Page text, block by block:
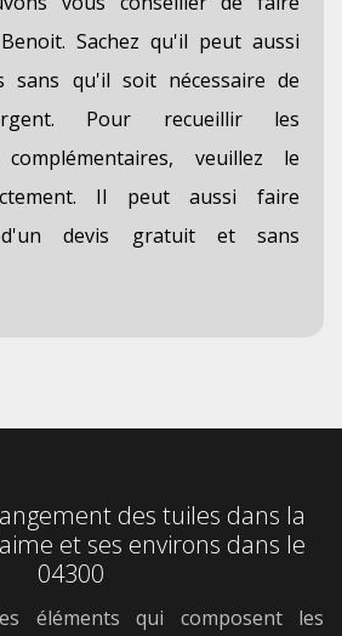
Sachez qu'il peut aussi
sans qu'il soit nécessaire de
Pour recueillir les
complémentaires, veuillez le
Il peut aussi faire
d'un devis gratuit et sans
des tuiles dans la
et ses environs dans le
04300
éléments qui composent les